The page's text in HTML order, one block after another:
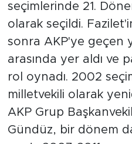
seçimlerinde 21.
olarak seçildi.
sonra AKP'ye geçen
arasında yer aldı ve
rol oynadı. 2002
milletvekili olarak
AKP Grup
Gündüz, bir dönem